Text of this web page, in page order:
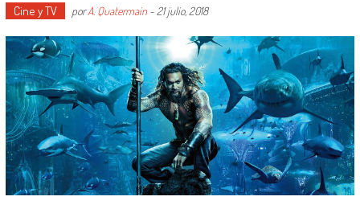
Cine y TV porA. Quatermain- 21 julio, 2018